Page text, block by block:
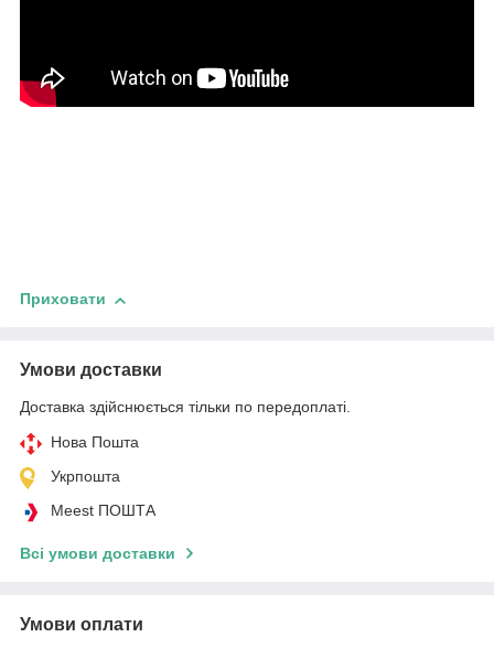
Приховати
Умови доставки
Доставка здійснюється тільки по передоплаті.
Нова Пошта
Укрпошта
Meest ПОШТА
Всі умови доставки
Умови оплати